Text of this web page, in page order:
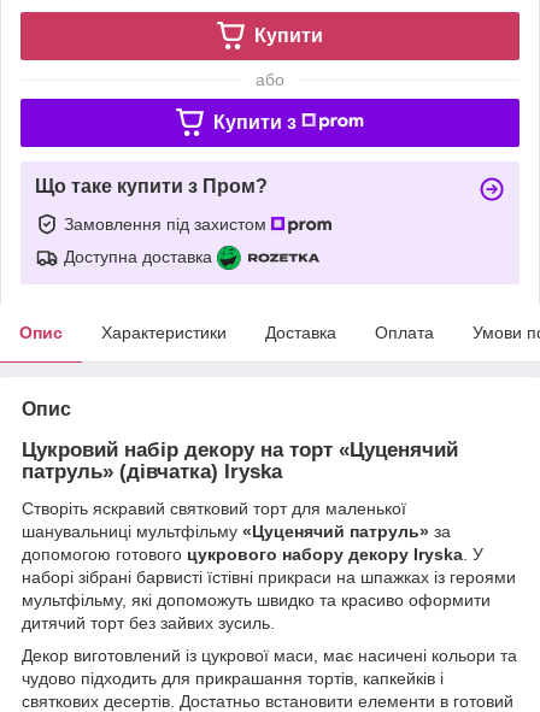
Купити
або
Купити з
Що таке купити з Пром?
Замовлення під захистом
Доступна доставка
Опис Характеристики Доставка Оплата Умови
Опис
Цукровий набір декору на торт «Цуценячий
патруль» (дівчатка) Iryska
Створіть яскравий святковий торт для маленької
шанувальниці мультфільму «Цуценячий патруль» за
допомогою готового цукрового набору декору Iryska . У
наборі зібрані барвисті їстівні прикраси на шпажках із героями
мультфільму, які допоможуть швидко та красиво оформити
дитячий торт без зайвих зусиль.
Декор виготовлений із цукрової маси, має насичені кольори та
чудово підходить для прикрашання тортів, капкейків і
святкових десертів. Достатньо встановити елементи в готовий